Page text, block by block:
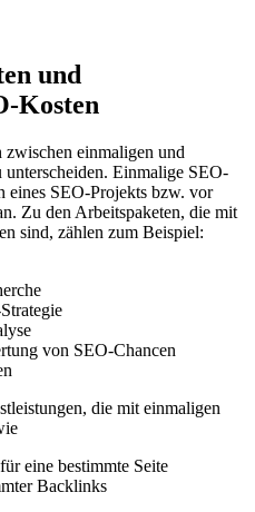
und
Kosten
einmaligen und
Einmalige SEO-
eines SEO-Projekts bzw. vor
Zu den Arbeitspaketen, die mit
sind, zählen zum Beispiel:
von SEO-Chancen
die mit einmaligen
eine bestimmte Seite
Backlinks